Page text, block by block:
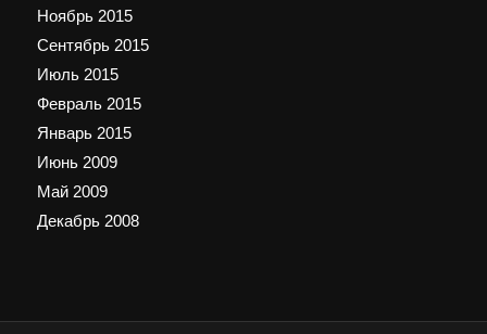
Ноябрь 2015
Сентябрь 2015
Июль 2015
Февраль 2015
Январь 2015
Июнь 2009
Май 2009
Декабрь 2008